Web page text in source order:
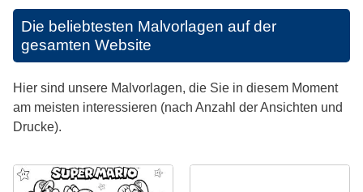
Die beliebtesten Malvorlagen auf der
gesamten Website
Hier sind unsere Malvorlagen, die Sie in diesem Moment
am meisten interessieren (nach Anzahl der Ansichten und
Drucke).